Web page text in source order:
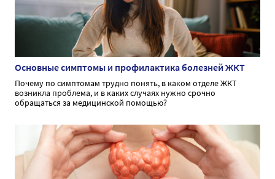
Основные симптомы и профилактика болезней ЖКТ
Почему по симптомам трудно понять, в каком отделе ЖКТ
возникла проблема, и в каких случаях нужно срочно
обращаться за медицинской помощью?